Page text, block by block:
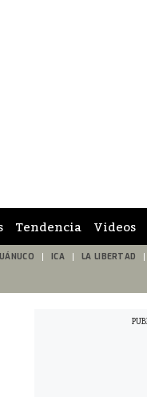
Tendencia Videos
ICA LA LIBERTAD